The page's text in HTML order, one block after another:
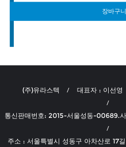
장바구니
(주)유라스텍 대표자 : 이선영
통신판매번호: 2015-서울성동-00689.
주소 : 서울특별시 성동구 아차산로 17